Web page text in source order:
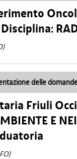
delle
Friuli
E